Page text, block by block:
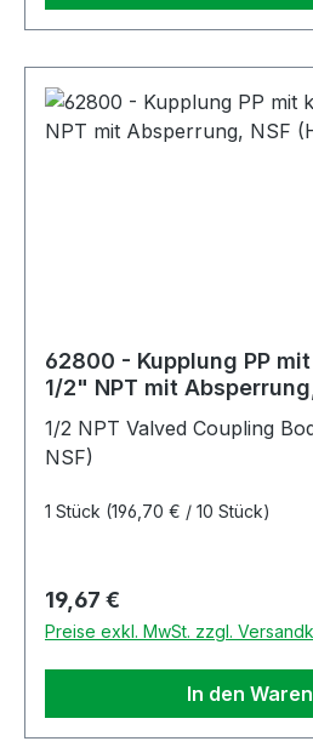
62800 - Kupplung PP
1/2" NPT mit
1/2 NPT Valved Coupling
NSF)
1 Stück (196,70 € / 10 Stück)
Regulärer Preis:
19,67 €
Preise exkl. MwSt. zzgl.
In den